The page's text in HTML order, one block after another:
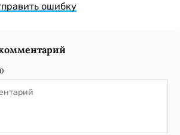
ошибку
0